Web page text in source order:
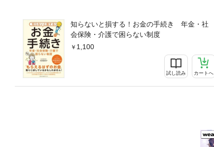
知らないと損する！お金の手続き 年金・社
会保険・介護で困らない制度
1,100
試し読み カートへ